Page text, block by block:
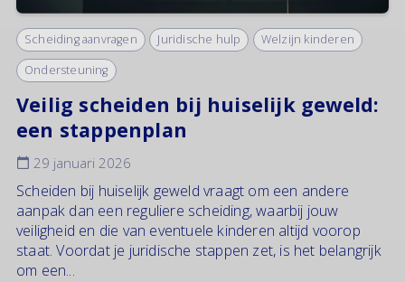
Scheiding aanvragen Juridische hulp Welzijn kinderen
Ondersteuning
Veilig scheiden bij huiselijk geweld:
een stappenplan
29 januari 2026
Scheiden bij huiselijk geweld vraagt om een andere
aanpak dan een reguliere scheiding, waarbij jouw
veiligheid en die van eventuele kinderen altijd voorop
staat. Voordat je juridische stappen zet, is het belangrijk
om een...